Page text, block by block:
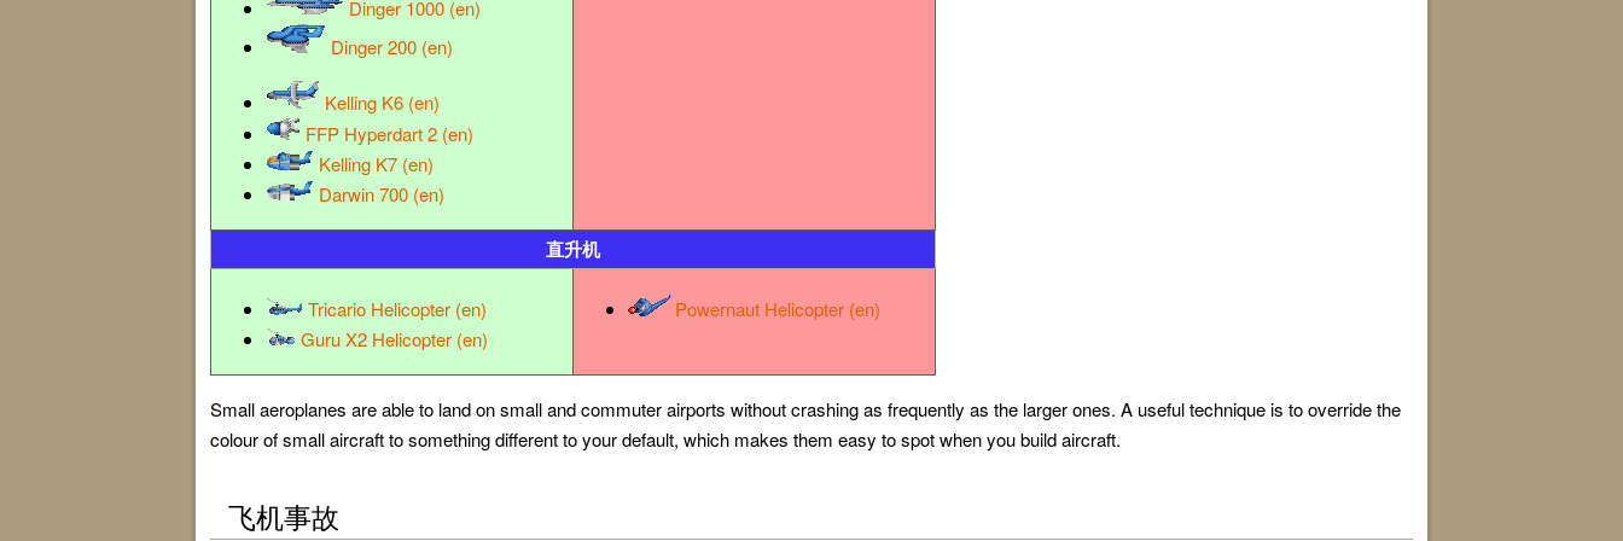
Dinger 1000 (en)
Dinger 200 (en)
Kelling K6 (en)
FFP Hyperdart 2 (en)
Kelling K7 (en)
Darwin 700 (en)
直升机
Tricario Helicopter (en)
Guru X2 Helicopter (en)
Powernaut Helicopter (en)
Small aeroplanes are able to land on small and commuter airports without crashing as frequently as the larger ones. A useful technique is to override the
colour of small aircraft to something different to your default, which makes them easy to spot when you build aircraft.
飞机事故